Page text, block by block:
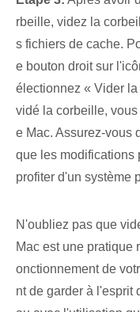
rbeille, videz la
s fichiers de cache.‌
e bouton droit sur
électionnez « Vider
vidé la corbeille,
e Mac. Assurez-vous
que les modifications
profiter d'un système
N'oubliez pas que
Mac est une pratique
onctionnement de
nt de garder à l'esprit